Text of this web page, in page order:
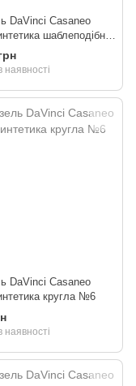
DaVinci Casaneo
шаблеподібна
наявності
DaVinci Casaneo
кругла №6
наявності